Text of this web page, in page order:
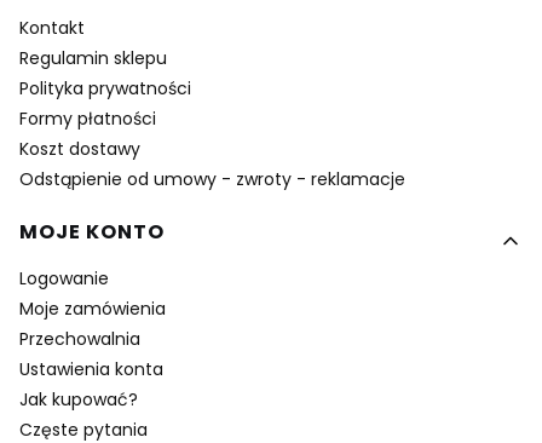
Kontakt
Regulamin sklepu
Polityka prywatności
Formy płatności
Koszt dostawy
Odstąpienie od umowy - zwroty - reklamacje
MOJE KONTO
Logowanie
Moje zamówienia
Przechowalnia
Ustawienia konta
Jak kupować?
Częste pytania